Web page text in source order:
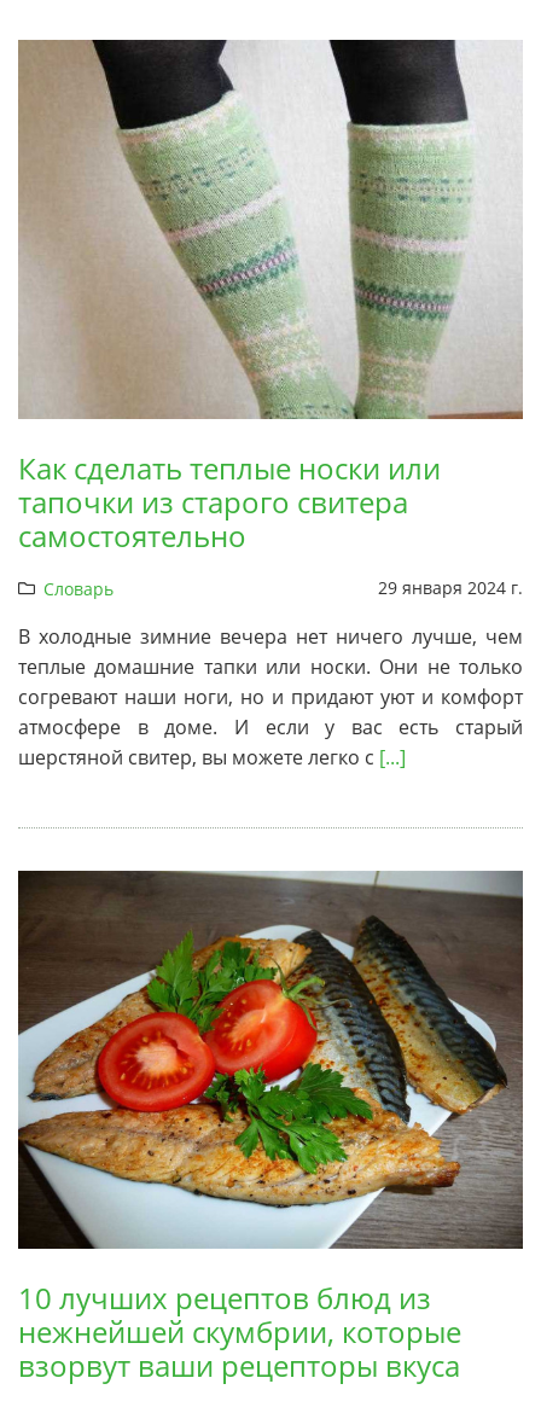
Как сделать теплые носки или
тапочки из старого свитера
самостоятельно
Словарь 29 января 2024 г.
В холодные зимние вечера нет ничего лучше, чем
теплые домашние тапки или носки. Они не только
согревают наши ноги, но и придают уют и комфорт
атмосфере в доме. И если у вас есть старый
шерстяной свитер, вы можете легко с [...]
10 лучших рецептов блюд из
нежнейшей скумбрии, которые
взорвут ваши рецепторы вкуса